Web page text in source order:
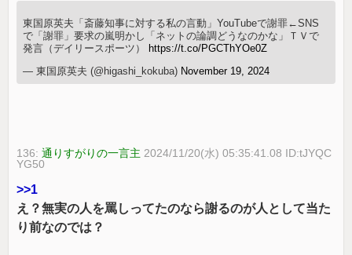
東国原英夫「斎藤知事に対する私の言動」YouTubeで謝罪←SNS
で「謝罪」要求の嵐明かし「ネットの論調どうなのかな」ＴＶで
発言（デイリースポーツ）
https://t.co/PGCThYOe0Z
— 東国原英夫 (@higashi_kokuba) November 19, 2024
136:通りすがりの一言主 2024/11/20(水) 05:35:41.08 ID:tJYQC
YG50
>>1
え？無実の人を罵しってたのなら謝るのが人として当た
り前なのでは？